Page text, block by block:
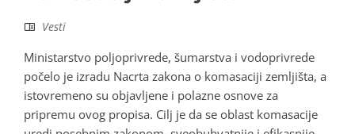
Vesti
Ministarstvo poljoprivrede, šumarstva i vodoprivrede
počelo je izradu Nacrta zakona o komasaciji zemljišta, a
istovremeno su objavljene i polazne osnove za
pripremu ovog propisa. Cilj je da se oblast komasacije